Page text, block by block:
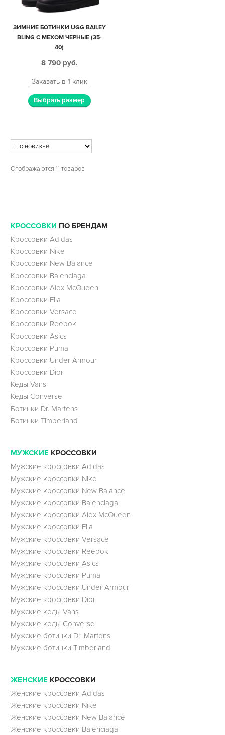
ЗИМНИЕ БОТИНКИ UGG BAILEY
BLING С МЕХОМ ЧЕРНЫЕ (35-
40)
8 790 руб.
Заказать в 1 клик
Выбрать размер
Отображаются 11 товаров
КРОССОВКИ ПО БРЕНДАМ
Кроссовки Adidas
Кроссовки Nike
Кроссовки New Balance
Кроссовки Balenciaga
Кроссовки Alex McQueen
Кроссовки Fila
Кроссовки Versace
Кроссовки Reebok
Кроссовки Asics
Кроссовки Puma
Кроссовки Under Armour
Кроссовки Dior
Кеды Vans
Кеды Converse
Ботинки Dr. Martens
Ботинки Timberland
МУЖСКИЕ КРОССОВКИ
Мужские кроссовки Adidas
Мужские кроссовки Nike
Мужские кроссовки New Balance
Мужские кроссовки Balenciaga
Мужские кроссовки Alex McQueen
Мужские кроссовки Fila
Мужские кроссовки Versace
Мужские кроссовки Reebok
Мужские кроссовки Asics
Мужские кроссовки Puma
Мужские кроссовки Under Armour
Мужские кроссовки Dior
Мужские кеды Vans
Мужские кеды Converse
Мужские ботинки Dr. Martens
Мужские ботинки Timberland
ЖЕНСКИЕ КРОССОВКИ
Женские кроссовки Adidas
Женские кроссовки Nike
Женские кроссовки New Balance
Женские кроссовки Balenciaga